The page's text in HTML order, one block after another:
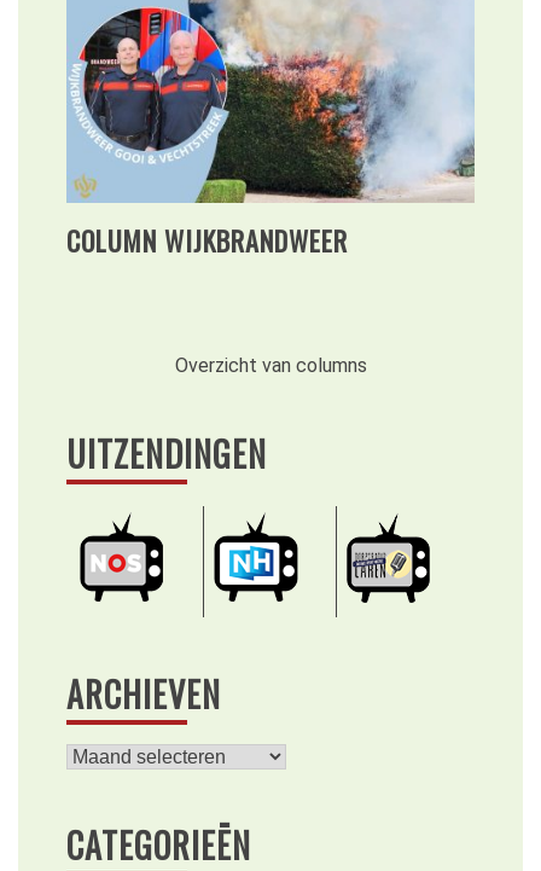
COLUMN WIJKBRANDWEER
Overzicht van columns
UITZENDINGEN
ARCHIEVEN
Archieven
CATEGORIEËN